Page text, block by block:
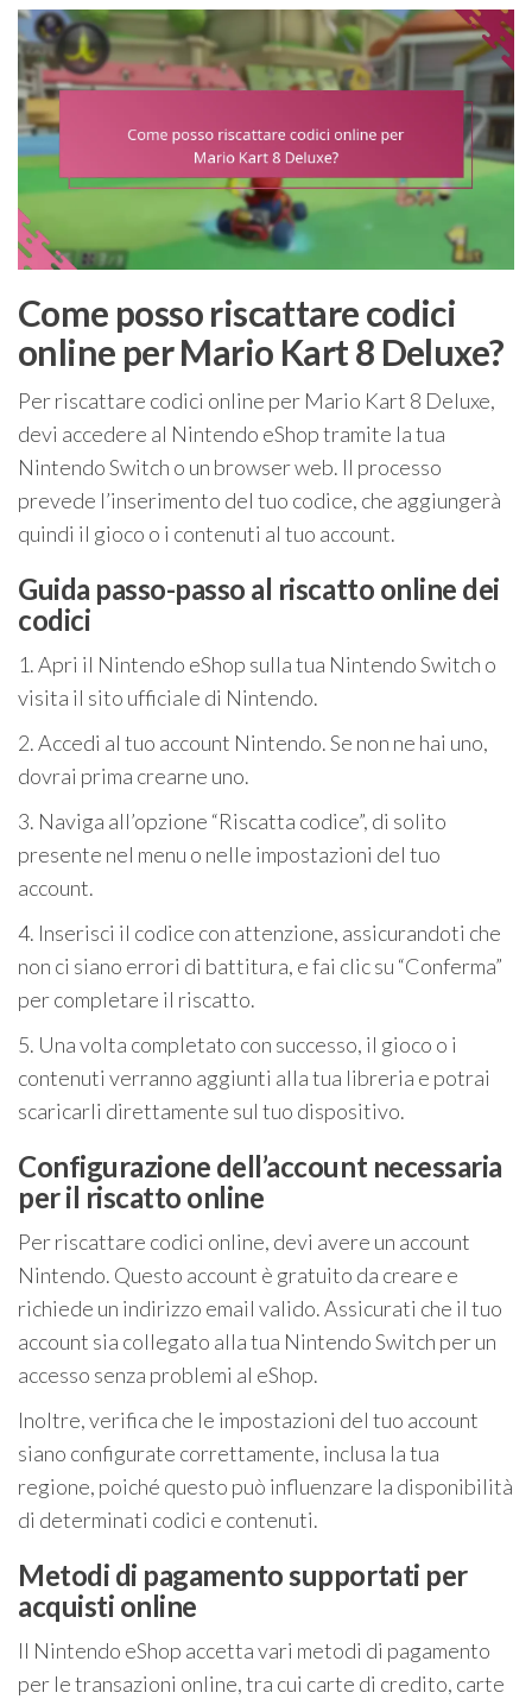
Come posso riscattare codici
online per Mario Kart 8 Deluxe?
Per riscattare codici online per Mario Kart 8 Deluxe,
devi accedere al Nintendo eShop tramite la tua
Nintendo Switch o un browser web. Il processo
prevede l’inserimento del tuo codice, che aggiungerà
quindi il gioco o i contenuti al tuo account.
Guida passo-passo al riscatto online dei
codici
1. Apri il Nintendo eShop sulla tua Nintendo Switch o
visita il sito ufficiale di Nintendo.
2. Accedi al tuo account Nintendo. Se non ne hai uno,
dovrai prima crearne uno.
3. Naviga all’opzione “Riscatta codice”, di solito
presente nel menu o nelle impostazioni del tuo
account.
4. Inserisci il codice con attenzione, assicurandoti che
non ci siano errori di battitura, e fai clic su “Conferma”
per completare il riscatto.
5. Una volta completato con successo, il gioco o i
contenuti verranno aggiunti alla tua libreria e potrai
scaricarli direttamente sul tuo dispositivo.
Configurazione dell’account necessaria
per il riscatto online
Per riscattare codici online, devi avere un account
Nintendo. Questo account è gratuito da creare e
richiede un indirizzo email valido. Assicurati che il tuo
account sia collegato alla tua Nintendo Switch per un
accesso senza problemi al eShop.
Inoltre, verifica che le impostazioni del tuo account
siano configurate correttamente, inclusa la tua
regione, poiché questo può influenzare la disponibilità
di determinati codici e contenuti.
Metodi di pagamento supportati per
acquisti online
Il Nintendo eShop accetta vari metodi di pagamento
per le transazioni online, tra cui carte di credito, carte